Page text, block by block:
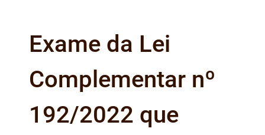
Exame da Lei
Complementar nº
192/2022 que